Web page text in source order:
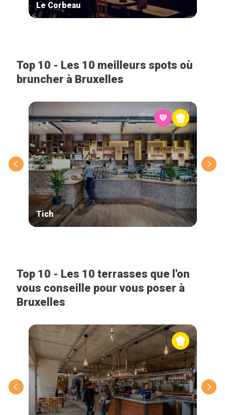
Le Corbeau
Top 10 - Les 10 meilleurs spots où
bruncher à Bruxelles
Tich
Top 10 - Les 10 terrasses que l'on
vous conseille pour vous poser à
Bruxelles